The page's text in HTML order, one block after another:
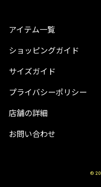
アイテム一覧
ショッピングガイド
サイズガイド
プライバシーポリシー
店舗の詳細
お問い合わせ
©